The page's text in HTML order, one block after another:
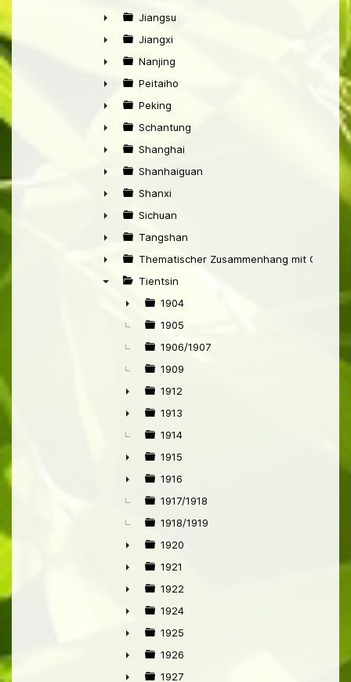
►
►
Jiangsu
►
Jiangxi
►
Nanjing
►
Peitaiho
►
Peking
►
Schantung
►
Shanghai
►
Shanhaiguan
►
Shanxi
►
Sichuan
►
Tangshan
►
Thematischer Zusammenhang mit China
Tientsin
►
1904
1905
1906/1907
1909
►
1912
►
1913
1914
►
1915
►
1916
1917/1918
1918/1919
►
1920
►
1921
►
1922
►
1924
►
1925
►
1926
1927